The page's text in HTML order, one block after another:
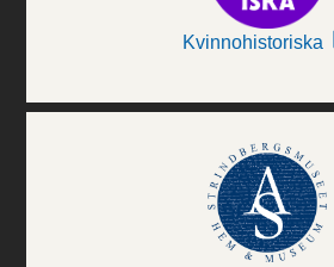
Kvinnohistoriska